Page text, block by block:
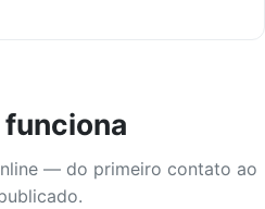
funciona
— do primeiro contato ao